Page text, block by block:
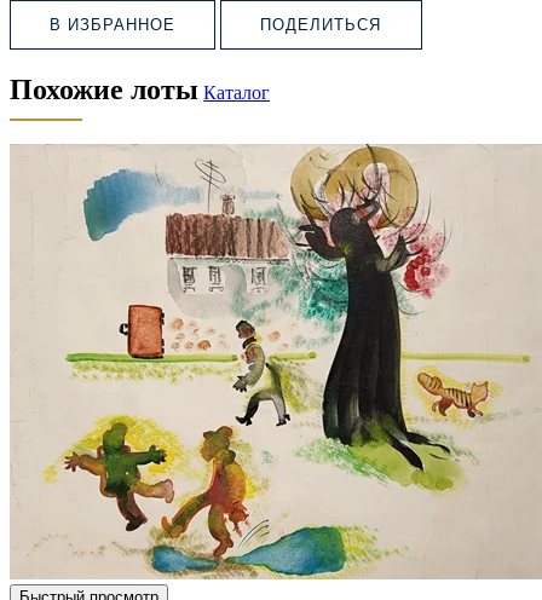
В ИЗБРАННОЕ ПОДЕЛИТЬСЯ
Похожие лоты Каталог